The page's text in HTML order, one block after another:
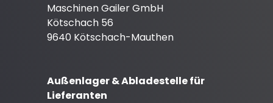
Maschinen Gailer GmbH
Kötschach 56
9640 Kötschach-Mauthen
Außenlager & Abladestelle für
Lieferanten